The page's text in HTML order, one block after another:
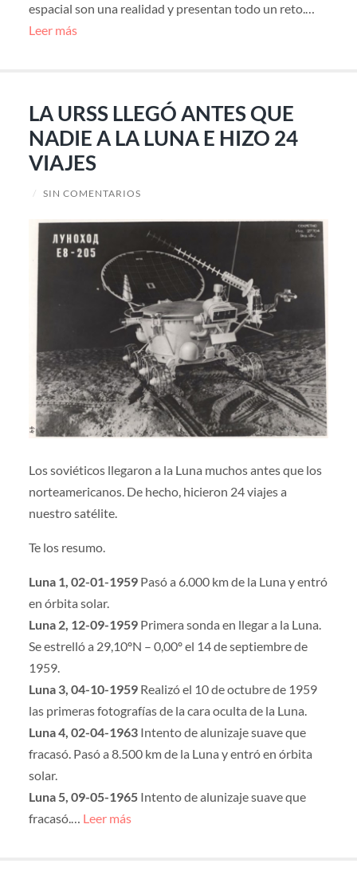
espacial son una realidad y presentan todo un reto.…
Leer más
LA URSS LLEGÓ ANTES QUE
NADIE A LA LUNA E HIZO 24
VIAJES
/ SIN COMENTARIOS
Los soviéticos llegaron a la Luna muchos antes que los
norteamericanos. De hecho, hicieron 24 viajes a
nuestro satélite.
Te los resumo.
Luna 1, 02-01-1959Pasó a 6.000 km de la Luna y entró
en órbita solar.
Luna 2, 12-09-1959 Primera sonda en llegar a la Luna.
Se estrelló a 29,10ºN – 0,00º el 14 de septiembre de
1959.
Luna 3, 04-10-1959Realizó el 10 de octubre de 1959
las primeras fotografías de la cara oculta de la Luna.
Luna 4, 02-04-1963 Intento de alunizaje suave que
fracasó. Pasó a 8.500 km de la Luna y entró en órbita
solar.
Luna 5, 09-05-1965 Intento de alunizaje suave que
fracasó.… Leer más